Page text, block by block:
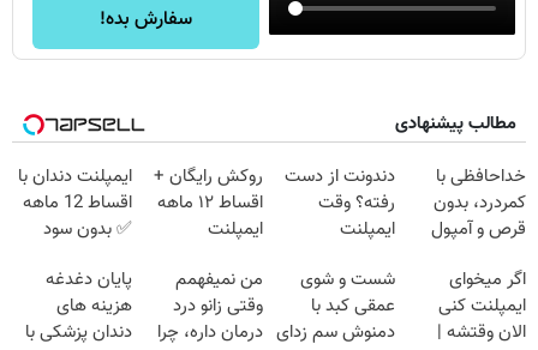
سفارش بده!
مطالب پیشنهادی
خداحافظی با
کمردرد، بدون
قرص و آمپول
دندونت از دست
رفته؟ وقت
ایمپلنت
روکش رایگان +
اقساط ۱۲ ماهه
ایمپلنت
ایمپلنت دندان با
اقساط 12 ماهه
✅ بدون سود
اگر میخوای
ایمپلنت کنی
الان وقتشه |
شست و شوی
عمقی کبد با
دمنوش سم زدای
من نمیفهمم
وقتی زانو درد
درمان داره، چرا
پایان دغدغه
هزینه های
دندان پزشکی با